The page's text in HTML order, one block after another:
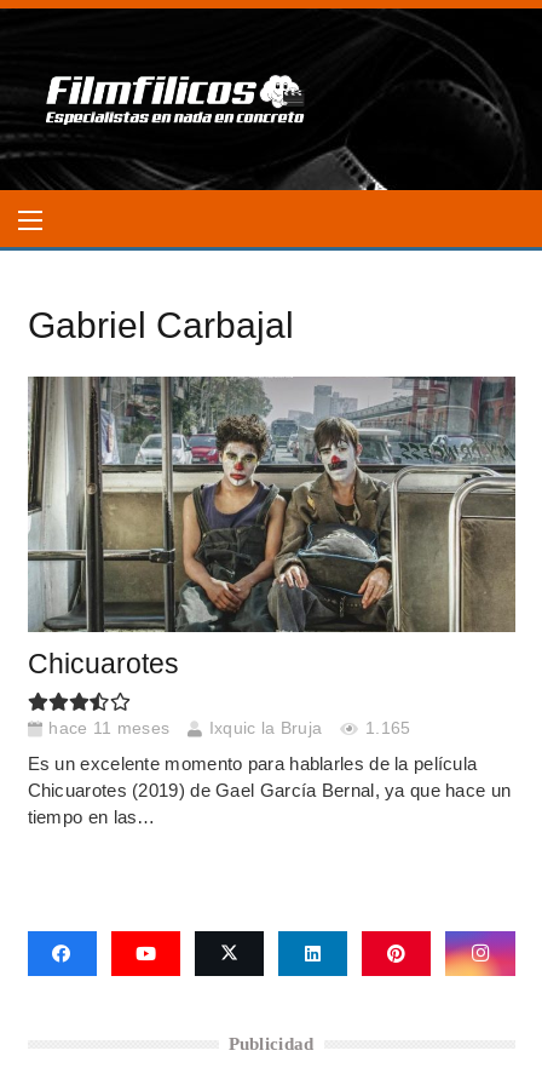
Gabriel Carbajal
Chicuarotes
hace 11 meses Ixquic la Bruja 1.165
Es un excelente momento para hablarles de la película
Chicuarotes (2019) de Gael García Bernal, ya que hace un
tiempo en las…
Publicidad